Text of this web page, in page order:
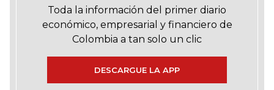
Toda la información del primer diario
económico, empresarial y financiero de
Colombia a tan solo un clic
DESCARGUE LA APP